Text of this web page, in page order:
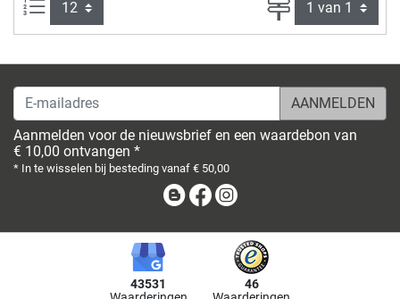
Artikelen per pagina: Pagina
E-mailadres
Aanmelden voor de nieuwsbrief en een waardebon van
€ 10,00 ontvangen *
* In te wisselen bij besteding vanaf € 50,00
BlogFacebook
43531
46